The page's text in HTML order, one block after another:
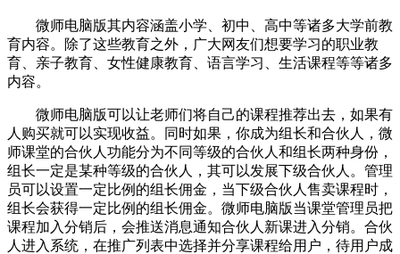
微师电脑版其内容涵盖小学、初中、高中等诸多大学前教
育内容。除了这些教育之外，广大网友们想要学习的职业教
育、亲子教育、女性健康教育、语言学习、生活课程等等诸多
内容。
微师电脑版可以让老师们将自己的课程推荐出去，如果有
人购买就可以实现收益。同时如果，你成为组长和合伙人，微
师课堂的合伙人功能分为不同等级的合伙人和组长两种身份，
组长一定是某种等级的合伙人，其可以发展下级合伙人。管理
员可以设置一定比例的组长佣金，当下级合伙人售卖课程时，
组长会获得一定比例的组长佣金。微师电脑版当课堂管理员把
课程加入分销后，会推送消息通知合伙人新课进入分销。合伙
人进入系统，在推广列表中选择并分享课程给用户，待用户成